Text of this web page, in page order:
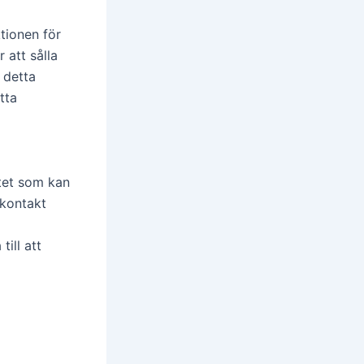
för
att sålla
detta
som kan
till att